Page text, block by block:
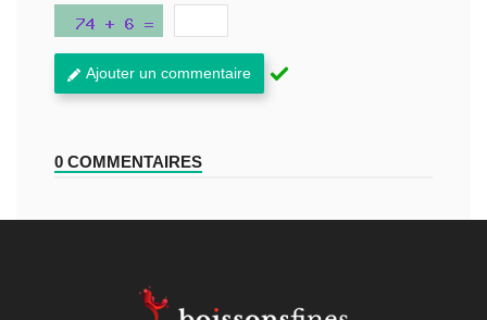
Ajouter un commentaire
0 COMMENTAIRES